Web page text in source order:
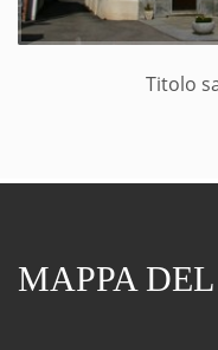
Titolo
MAPPA